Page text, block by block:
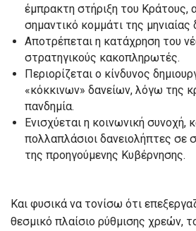
έμπρακτη στήριξη του Κράτους,
σημαντικό κομμάτι της μηνιαίας
Αποτρέπεται η κατάχρηση του
στρατηγικούς κακοπληρωτές.
Περιορίζεται ο κίνδυνος
«κόκκινων» δανείων, λόγω της
πανδημία.
Ενισχύεται η κοινωνική
πολλαπλάσιοι δανειολήπτες σε
της προηγούμενης Κυβέρνησης.
Και φυσικά να τονίσω ότι
θεσμικό πλαίσιο ρύθμισης χρεών,